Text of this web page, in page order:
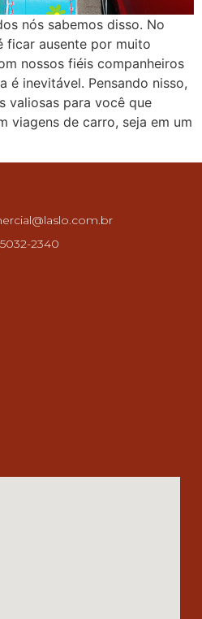
nós sabemos disso. No
ficar ausente por muito
nossos fiéis companheiros
é inevitável. Pensando nisso,
valiosas para você que
viagens de carro, seja em um
5032-2340